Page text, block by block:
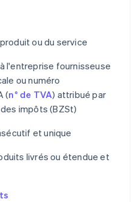
ou du service
l'entreprise fournisseuse
ou numéro
(n° de TVA) attribué par
impôts (BZSt)
et unique
livrés ou étendue et